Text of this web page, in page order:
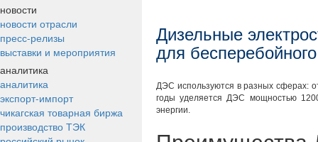
новости
новости отрасли
пресс-релизы
выставки и мероприятия
аналитика
аналитика
экспорт-импорт
чикагская товарная биржа
производство ТЭК
Дизельные
для
ДЭС используются в разных сферах:
годы уделяется ДЭС мощностью
энергии.